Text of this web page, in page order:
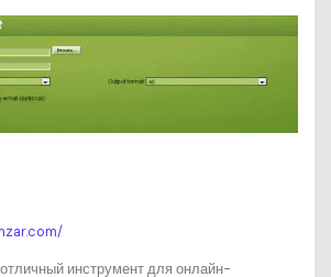
инструмент для онлайн-